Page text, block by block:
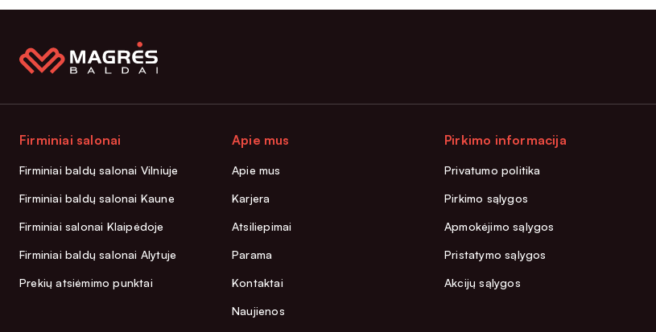
Firminiai salonai
Firminiai baldų salonai Vilniuje
Firminiai baldų salonai Kaune
Firminiai salonai Klaipėdoje
Firminiai baldų salonai Alytuje
Prekių atsiėmimo punktai
Apie mus
Apie mus
Karjera
Atsiliepimai
Parama
Kontaktai
Naujienos
Pirkimo informacija
Privatumo politika
Pirkimo sąlygos
Apmokėjimo sąlygos
Pristatymo sąlygos
Akcijų sąlygos